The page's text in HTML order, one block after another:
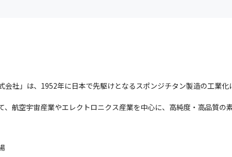
会社」は、1952年に日本で先駆けとなるスポンジチタン製造の工業
航空宇宙産業やエレクトロニクス産業を中心に、高純度・高品質の